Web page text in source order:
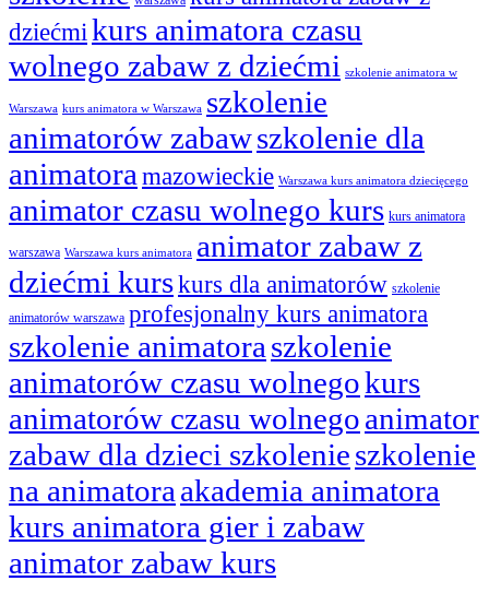
dziećmikurs animatora czasu
wolnego zabaw z dziećmi szkolenie animatora w
Warszawa kurs animatora w Warszawa szkolenie
animatorów zabawszkolenie dla
animatora mazowieckie Warszawa kurs animatora dziecięcego
animator czasu wolnego kurs kurs animatora
warszawa Warszawa kurs animatora animator zabaw z
dziećmi kurskurs dla animatorów szkolenie
animatorów warszawa profesjonalny kurs animatora
szkolenie animatora szkolenie
animatorów czasu wolnegokurs
animatorów czasu wolnegoanimator
zabaw dla dzieci szkolenieszkolenie
na animatora akademia animatora
kurs animatora gier i zabaw
animator zabaw kurs